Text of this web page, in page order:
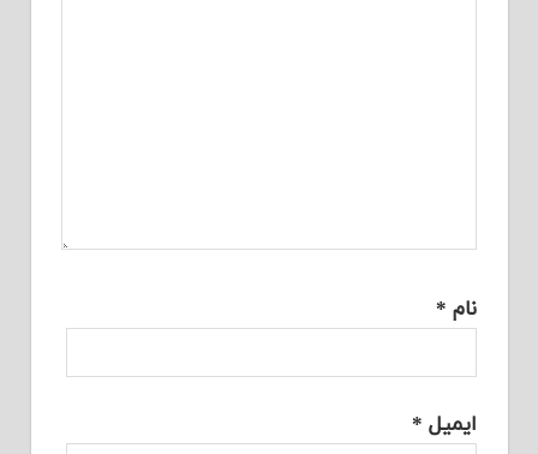
نام *
ایمیل *